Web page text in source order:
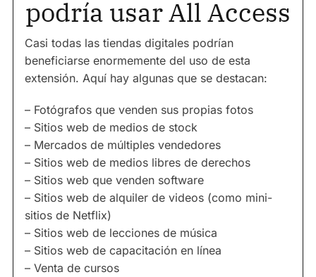
podría usar All Access
Casi todas las tiendas digitales podrían
beneficiarse enormemente del uso de esta
extensión. Aquí hay algunas que se destacan:
– Fotógrafos que venden sus propias fotos
– Sitios web de medios de stock
– Mercados de múltiples vendedores
– Sitios web de medios libres de derechos
– Sitios web que venden software
– Sitios web de alquiler de videos (como mini-
sitios de Netflix)
– Sitios web de lecciones de música
– Sitios web de capacitación en línea
– Venta de cursos